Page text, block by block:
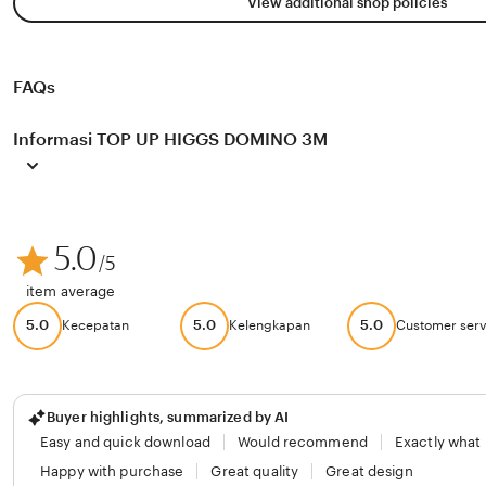
FAQs
Informasi TOP UP HIGGS DOMINO 3M
5.0/5
item average
5.0 Kecepatan 5.0 Kelengkapan 5.0 Customer
Buyer highlights, summarized by AI
Easy and quick download
Would recommend
Exactly what
Happy with purchase
Great quality Great design